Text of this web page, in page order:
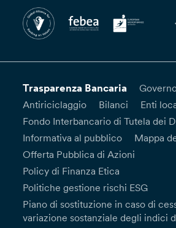
Trasparenza Bancaria
Antiriciclaggio
Bilanci
Enti
Fondo Interbancario di Tutela dei
Informativa al pubblico
Mappa
Offerta Pubblica di Azioni
Policy di Finanza Etica
Politiche gestione rischi ESG
Piano di sostituzione in caso di
variazione sostanziale degli indici